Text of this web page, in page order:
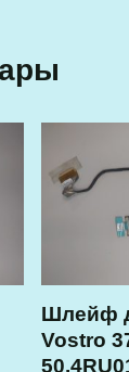
Шлейф
Vostro